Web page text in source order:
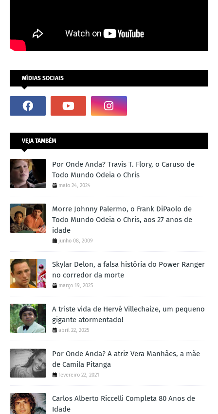
MÍDIAS SOCIAIS
VEJA TAMBÉM
Por Onde Anda? Travis T. Flory, o Caruso de
Todo Mundo Odeia o Chris
maio 24, 2024
Morre Johnny Palermo, o Frank DiPaolo de
Todo Mundo Odeia o Chris, aos 27 anos de
idade
junho 08, 2009
Skylar Delon, a falsa história do Power Ranger
no corredor da morte
março 19, 2025
A triste vida de Hervé Villechaize, um pequeno
gigante atormentado!
abril 22, 2025
Por Onde Anda? A atriz Vera Manhães, a mãe
de Camila Pitanga
fevereiro 22, 2021
Carlos Alberto Riccelli Completa 80 Anos de
Idade